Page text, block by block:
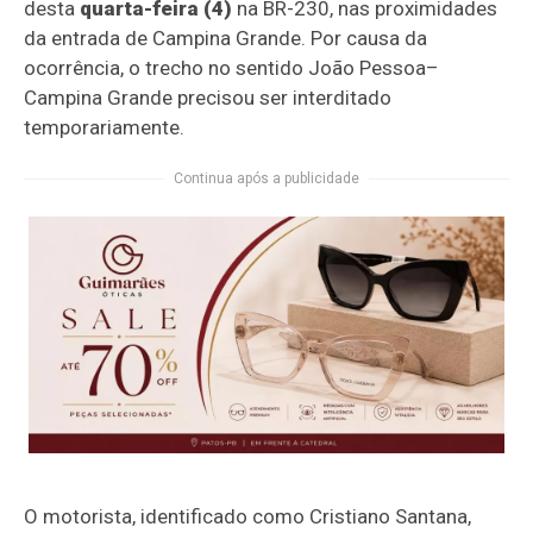
desta quarta-feira (4) na BR-230, nas proximidades
da entrada de Campina Grande. Por causa da
ocorrência, o trecho no sentido João Pessoa–
Campina Grande precisou ser interditado
temporariamente.
Continua após a publicidade
O motorista, identificado como Cristiano Santana,